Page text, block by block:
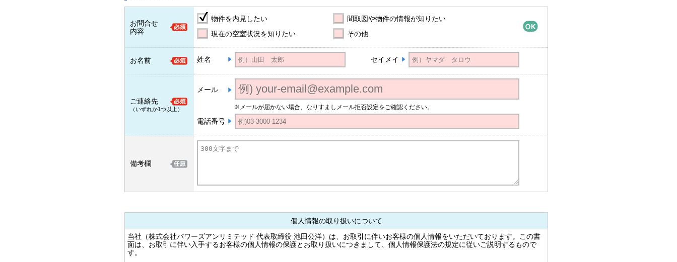
お問合せ
内容
物件を内見したい
間取図や物件の情報が知りたい
現在の空室状況を知りたい
その他
お名前 姓名 セイメイ
ご連絡先
（いずれか1つ以上）
メール
※メールが届かない場合、なりすましメール拒否設定をご確認ください。
電話番号
備考欄
個人情報の取り扱いについて
当社（株式会社パワーズアンリミテッド 代表取締役 池田公洋）は、お取引に伴いお客様の個人情報をいただいております。この書
面は、お取引に伴い入手するお客様の個人情報の保護とお取り扱いにつきまして、個人情報保護法の規定に従いご説明するもので
す。